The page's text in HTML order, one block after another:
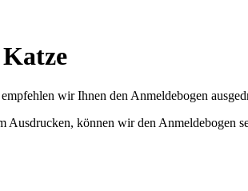
wir Ihnen den Anmeldebogen
Ausdrucken, können wir den Anmeldebogen